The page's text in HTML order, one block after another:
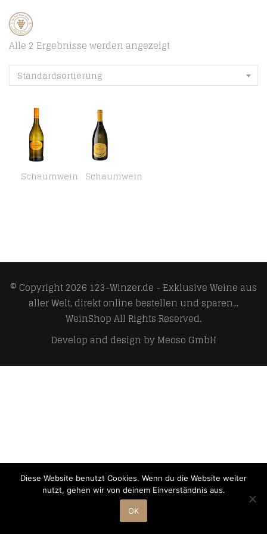
Alle 2 Ergebnisse werden angezeigt
Standardsortierung
Schaumwein Schaumwein
© Copyright 2026 123-Winzer.de - Exklusive Weine aus
aller Welt, direkt online bestellen und sparen...
WeinShopAll Rights Reserved.
Develop and design byMeoso GmbH
Diese Website benutzt Cookies. Wenn du die Website weiter
nutzt, gehen wir von deinem Einverständnis aus.
OK